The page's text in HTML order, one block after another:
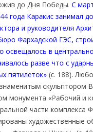
до Дня Победы. С
года Каракис занимал
и руководителя
Фархадской ГЭС,
освещалось в
разве что с
пятилеток» (с. 188).
скульптором
монумента «Рабочий и
части комплекса
художественные